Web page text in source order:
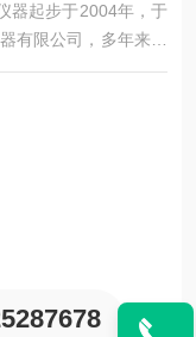
器起步于2004年，于
有限公司，多年来一
服务为一体的精密仪
元，三次元，光泽度